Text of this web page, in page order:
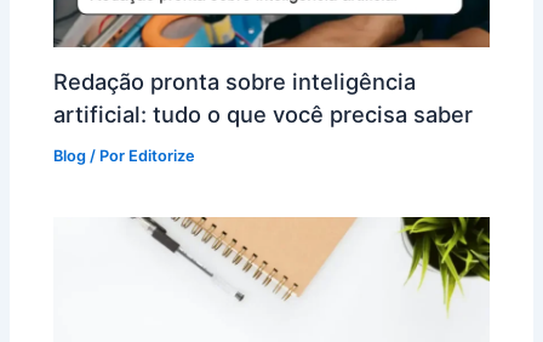
Redação pronta sobre inteligência
artificial: tudo o que você precisa saber
Blog / Por Editorize